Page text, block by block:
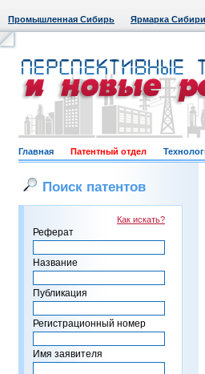
Промышленная Сибирь Ярмарка Сибири
Главная Патентный отдел
Поиск патентов
Как искать?
Реферат
Название
Публикация
Регистрационный номер
Имя заявителя